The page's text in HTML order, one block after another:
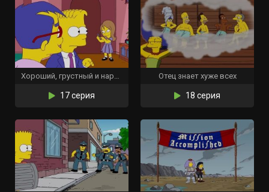
Хороший, грустный и наркотический
17 серия
Отец знает хуже всех
18 серия